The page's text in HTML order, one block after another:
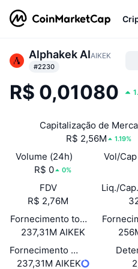
Alphakek AIAIKEK
#2230
R$ 0,01080
Capitalização de
R$ 2,56M
1.19%
Volume (24h)
R$ 0
0%
Vol/
FDV
R$ 2,76M
Liq./
Fornecimento total
237,31M AIKEK
Fornecimento em circulação
237,31M AIKEK